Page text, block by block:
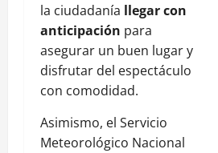
la ciudadanía llegar con
anticipación para
asegurar un buen lugar y
disfrutar del espectáculo
con comodidad.
Asimismo, el Servicio
Meteorológico Nacional